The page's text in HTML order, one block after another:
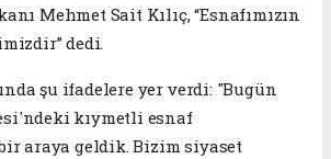
Mehmet Sait Kılıç, “Esnafımızın
dedi.
şu ifadelere yer verdi: "Bugün
kıymetli esnaf
araya geldik. Bizim siyaset